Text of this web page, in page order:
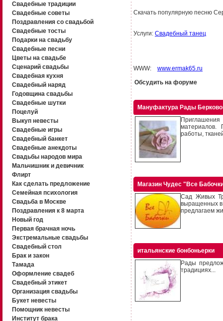
Свадебные традиции
Свадебные советы
Поздравления со свадьбой
Свадебные тосты
Подарки на свадьбу
Свадебные песни
Цветы на свадьбе
Сценарий свадьбы
Свадебная кухня
Свадебный наряд
Годовщина свадьбы
Свадебные шутки
Поцелуй
Выкуп невесты
Свадебные игры
Свадебный банкет
Свадебные анекдоты
Свадьбы народов мира
Мальчишник и девичник
Флирт
Как сделать предложение
Семейная психология
Свадьба в Москве
Поздравления к 8 марта
Новый год
Первая брачная ночь
Экстремальные свадьбы
Свадебный стол
Брак и закон
Тамада
Оформление свадеб
Свадебный этикет
Организация свадьбы
Букет невесты
Помощник невесты
Институт брака
Скачать популярную песню
Услуги: Свадебный танец
WWW: www.ermak65.ru
Обсудить на форуме
Мануфактура Рады
материалов.
работы,
Магазин Чудес "Все
Сад Живых
выращенных в
предлагаем
итальянские бонбоньерки
Рады
традициях...